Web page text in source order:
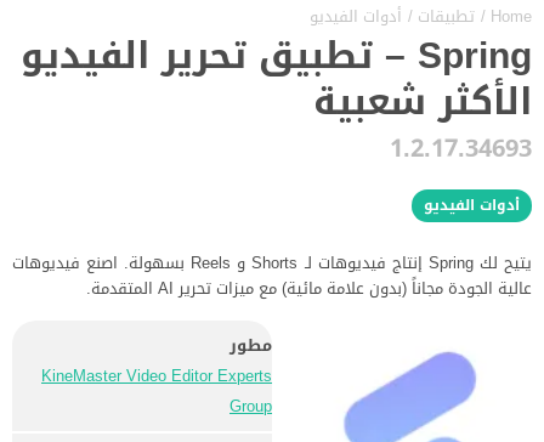
Home
/ تطبيقات / أدوات الفيديو
Spring – تطبيق تحرير الفيديو
الأكثر شعبية
1.2.17.34693
أدوات الفيديو
يتيح لك Spring إنتاج فيديوهات لـ Shorts و Reels بسهولة. اصنع فيديوهات
عالية الجودة مجاناً (بدون علامة مائية) مع ميزات تحرير AI المتقدمة.
مطور
KineMaster Video Editor Experts
Group‏